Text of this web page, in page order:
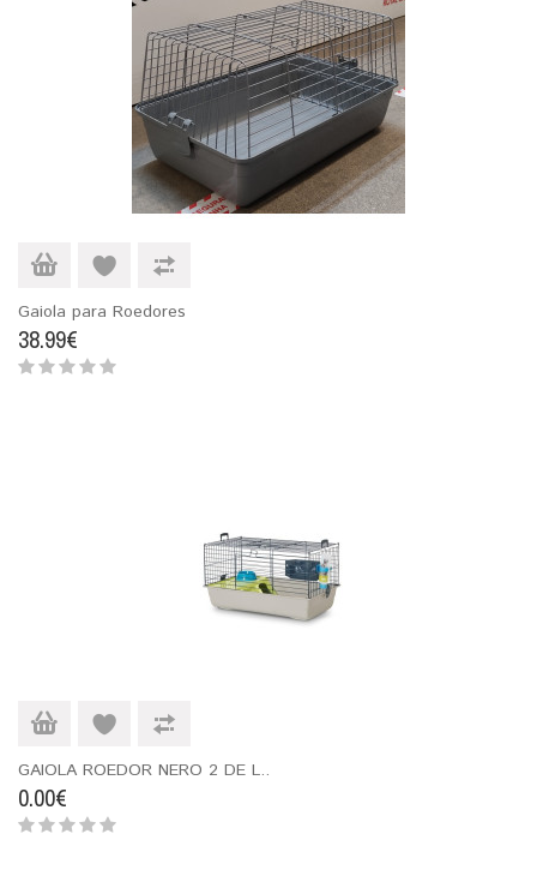
Gaiola para Roedores
38.99€
GAIOLA ROEDOR NERO 2 DE L..
0.00€